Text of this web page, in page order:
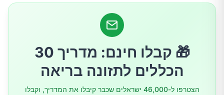
3. סלמון אפוי עם ירקות ירוקים (350 קלוריות)
🎁 קבלו חינם: מדריך 30
הכללים לתזונה בריאה
הצטרפו ל-46,000 ישראלים שכבר קיבלו את המדריך, וקבלו